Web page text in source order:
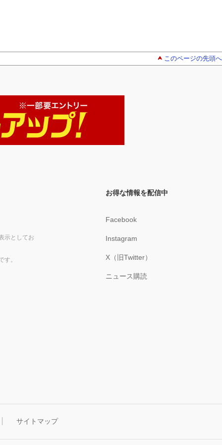
このページの先頭へ
示としてお
す。
お得な情報を配信中
Facebook
Instagram
X（旧Twitter）
ニュース購読
サイトマップ